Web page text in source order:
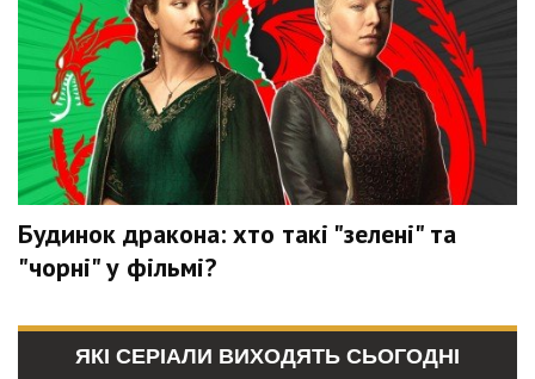
Будинок дракона: хто такі "зелені" та
"чорні" у фільмі?
ЯКІ СЕРІАЛИ ВИХОДЯТЬ СЬОГОДНІ